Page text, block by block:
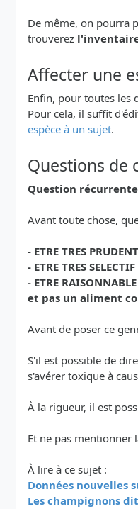
De même, on pourra
trouverez
Affecter une
Enfin, pour toutes les
Pour cela, il suffit
espèce à un sujet.
Questions de
Question
Avant toute chose,
- ETRE TRES
- ETRE TRES
- ETRE
et pas un aliment
Avant de poser ce
S'il est possible de
s'avérer toxique à
À la rigueur, il est
Et ne pas mentionner
À lire à ce sujet :
Données nouvelles
Les champignons